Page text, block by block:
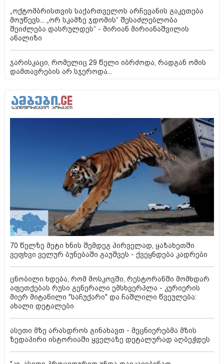
„ოქტომბრისთვის საქართველოს არჩევანის გაკეთება
მოუწევს... „ორ სკამზე ჯდომის“ შესაძლებლობა
შეიძლება დასრულდეს“ - მირიან მირიანაშვილის
ანალიზი
ჯარისკაცი, რომელიც 29 წელი იბრძოდა, რადგან ომის
დამთავრების არ სჯეროდა...
70 წელზე მეტი ხნის შემდეგ პირველად, ყაზახეთში
ვეფხვი ველურ ბუნებაში გაუშვეს - ქვეყნდება კადრები
ცნობილი ხდება, რომ მოსკოვში, რესტორანში მომხდარ
აფეთქებას რუსი გენერალი ემსხვერპლა - კურიერის
მიერ მიტანილი "საჩუქარი" და ჩაშლილი წვეულება:
ახალი დეტალები
ასეთი მზე არასდროს გინახავთ - მეცნიერებმა მზის
ზედაპირი ისტორიაში ყველაზე დეტალურად აღბეჭდეს